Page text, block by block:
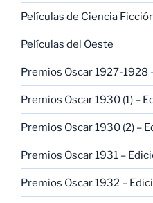
Películas de Ciencia
Películas del Oeste
Premios Oscar 1927-1928
Premios Oscar 1930 (1) –
Premios Oscar 1930 (2) –
Premios Oscar 1931 –
Premios Oscar 1932 –